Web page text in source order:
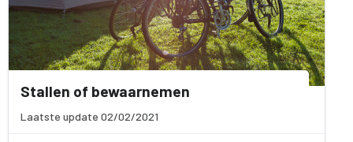
Stallen of bewaarnemen
Laatste update 02/02/2021